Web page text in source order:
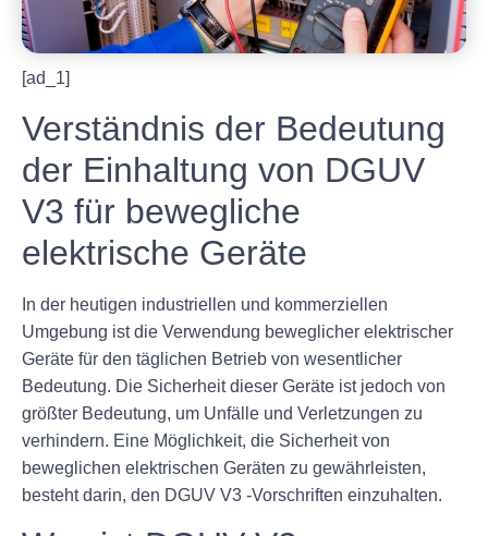
[ad_1]
Verständnis der Bedeutung
der Einhaltung von DGUV
V3 für bewegliche
elektrische Geräte
In der heutigen industriellen und kommerziellen
Umgebung ist die Verwendung beweglicher elektrischer
Geräte für den täglichen Betrieb von wesentlicher
Bedeutung. Die Sicherheit dieser Geräte ist jedoch von
größter Bedeutung, um Unfälle und Verletzungen zu
verhindern. Eine Möglichkeit, die Sicherheit von
beweglichen elektrischen Geräten zu gewährleisten,
besteht darin, den DGUV V3 -Vorschriften einzuhalten.